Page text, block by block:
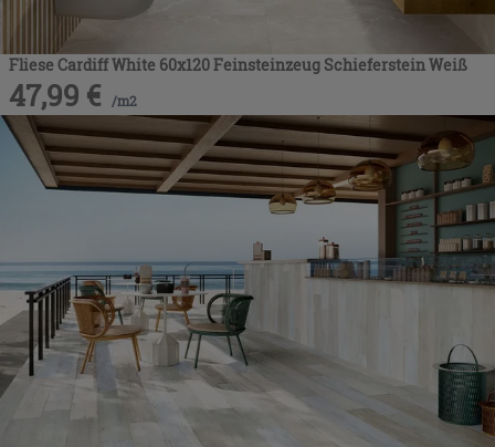
Fliese Cardiff White 60x120 Feinsteinzeug Schieferstein Weiß
47,99 € /m2